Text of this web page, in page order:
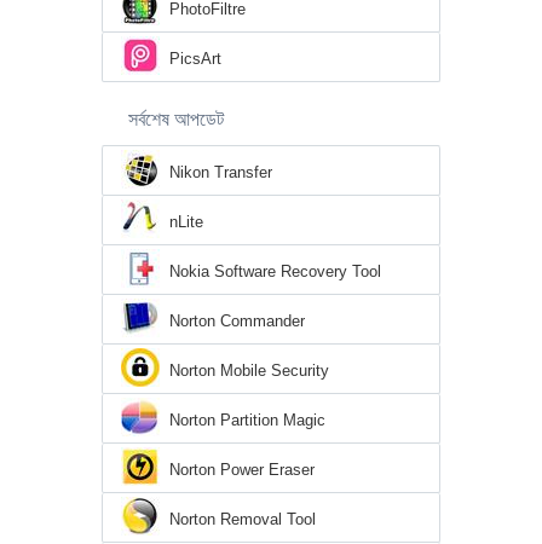
PhotoFiltre
PicsArt
সর্বশেষ আপডেট
Nikon Transfer
nLite
Nokia Software Recovery Tool
Norton Commander
Norton Mobile Security
Norton Partition Magic
Norton Power Eraser
Norton Removal Tool